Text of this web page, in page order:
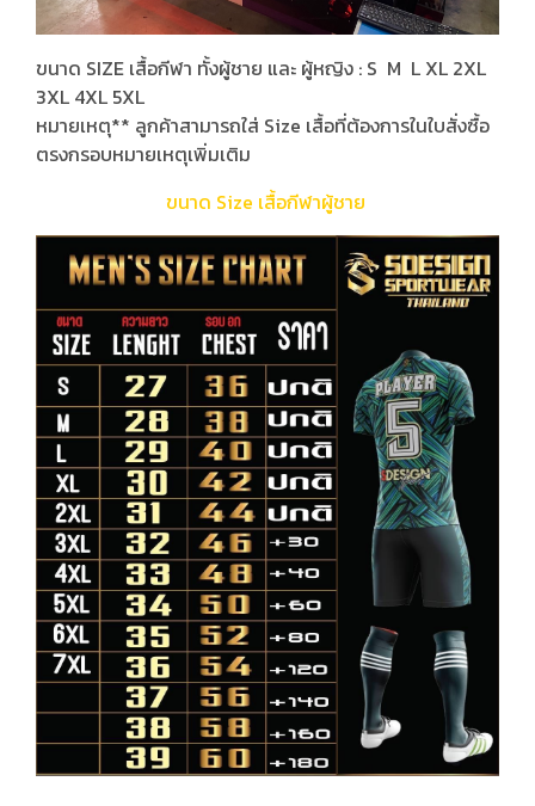
ขนาด SIZE เสื้อกีฬา ทั้งผู้ชาย และ ผู้หญิง : S M L XL 2XL
3XL 4XL 5XL
หมายเหตุ** ลูกค้าสามารถใส่ Size เสื้อที่ต้องการในใบสั่งซื้อ
ตรงกรอบหมายเหตุเพิ่มเติม
ขนาด Size เสื้อกีฬาผู้ชาย